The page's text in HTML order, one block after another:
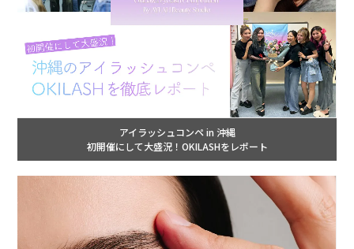
アイラッシュコンペ in 沖縄
初開催にして大盛況！OKILASHをレポート